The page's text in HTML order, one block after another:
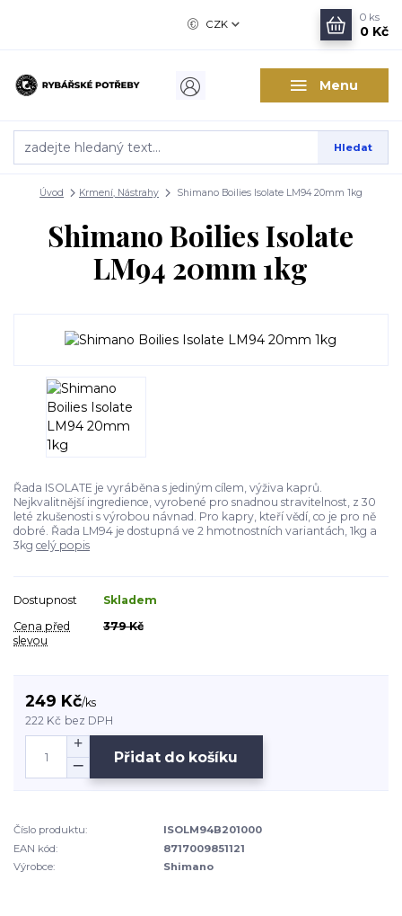
Menu
CZK
Hledat
0 ks
0 Kč
Úvod Krmení, Nástrahy Shimano Boilies Isolate LM94 20mm 1kg
Shimano Boilies Isolate
LM94 20mm 1kg
Řada ISOLATE je vyráběna s jediným cílem, výživa kaprů.
Nejkvalitnější ingredience, vyrobené pro snadnou stravitelnost, z 30
leté zkušenosti s výrobou návnad. Pro kapry, kteří vědí, co je pro ně
dobré. Řada LM94 je dostupná ve 2 hmotnostních variantách, 1kg a
3kg celý popis
Dostupnost
Skladem
Cena před
slevou
379 Kč
249 Kč/ks
222 Kč bez DPH
Přidat do košíku
Číslo produktu:
ISOLM94B201000
EAN kód:
8717009851121
Výrobce:
Shimano